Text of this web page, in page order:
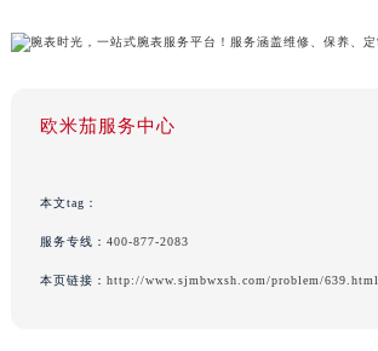
欧米茄服务中心
本文tag：
服务专线： 400-877-2083
本页链接： http://www.sjmbwxsh.com/problem/639.html